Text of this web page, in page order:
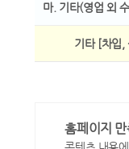
마. 기타(영업 외
기타 [차입,
홈페이지